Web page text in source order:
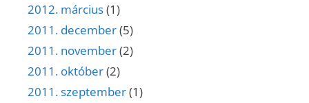
2012. március(1)
2011. december(5)
2011. november(2)
2011. október(2)
2011. szeptember(1)